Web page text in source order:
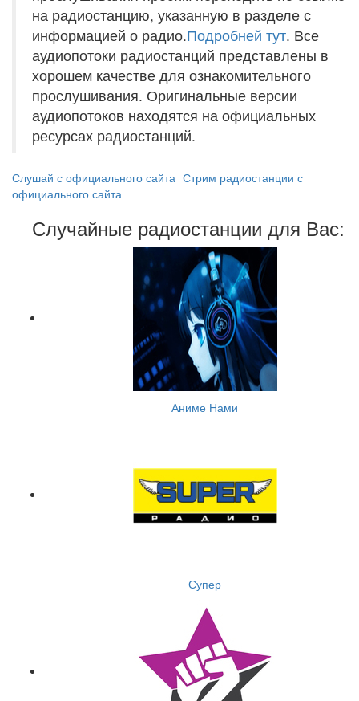
на радиостанцию, указанную в разделе с
информацией о радио.Подробней тут. Все
аудиопотоки радиостанций представлены в
хорошем качестве для ознакомительного
прослушивания. Оригинальные версии
аудиопотоков находятся на официальных
ресурсах радиостанций.
Слушай с официального сайта Стрим радиостанции с
официального сайта
Случайные радиостанции для Вас:
Аниме Нами
Супер